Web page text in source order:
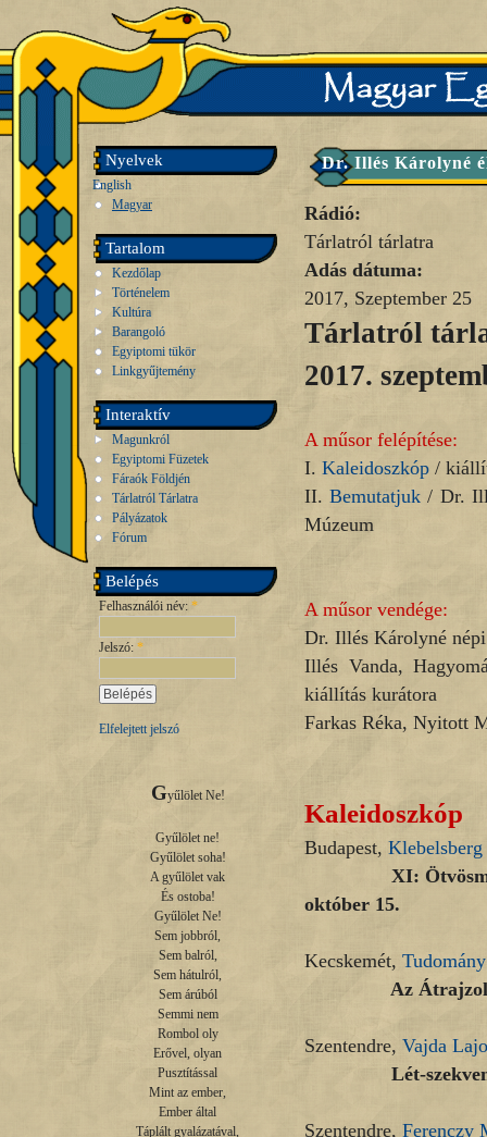
Nyelvek
English
Magyar
Tartalom
Kezdőlap
Történelem
Kultúra
Barangoló
Egyiptomi tükör
Linkgyűjtemény
Interaktív
Magunkról
Egyiptomi Füzetek
Fáraók Földjén
Tárlatról Tárlatra
Pályázatok
Fórum
Belépés
Felhasználói név: *
Jelszó: *
Elfelejtett jelszó
Gyűlölet Ne!
Gyűlölet ne!
Gyűlölet soha!
A gyűlölet vak
És ostoba!
Gyűlölet Ne!
Sem jobbról,
Sem balról,
Sem hátulról,
Sem árúból
Semmi nem
Rombol oly
Erővel, olyan
Pusztítással
Mint az ember,
Ember által
Táplált gyalázatával,
Dr. Illés Károlyné
Rádió:
Tárlatról tárlatra
Adás dátuma:
2017, Szeptember 25
Tárlatról
2017.
A műsor felépítése:
I. Kaleidoszkóp /
II.Bemutatjuk / Dr.
Múzeum
A műsor vendége:
Dr. Illés Károlyné
Illés Vanda,
kiállítás kurátora
Farkas Réka, Nyitott
Kaleidoszkóp
Budapest,
XI:
október 15.
Kecskemét,
Az Átrajzolt terek
Szentendre, Vajda
Lét-szekvenciák
Szentendre, Ferenczy